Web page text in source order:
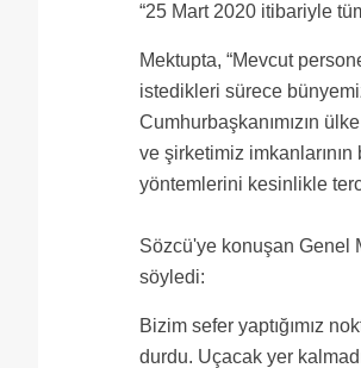
“25 Mart 2020 itibariyle
Mektupta, “Mevcut
istedikleri sürece
Cumhurbaşkanımızın
ve şirketimiz imkanlarının
yöntemlerini kesinlikle
Sözcü'ye konuşan Genel
söyledi:
Bizim sefer yaptığımız
durdu. Uçacak yer